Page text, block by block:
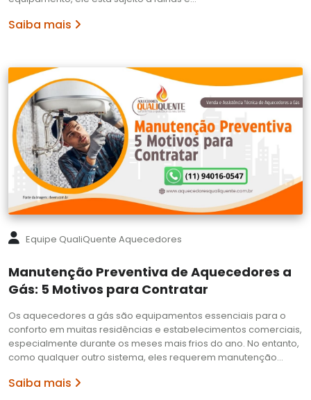
Saiba mais
Equipe QualiQuente Aquecedores
Manutenção Preventiva de Aquecedores a
Gás: 5 Motivos para Contratar
Os aquecedores a gás são equipamentos essenciais para o
conforto em muitas residências e estabelecimentos comerciais,
especialmente durante os meses mais frios do ano. No entanto,
como qualquer outro sistema, eles requerem manutenção…
Saiba mais